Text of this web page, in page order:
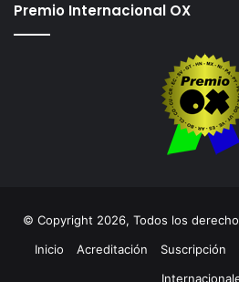
Premio Internacional OX
© Copyright 2026, Todos los
Inicio
Acreditación Suscripción